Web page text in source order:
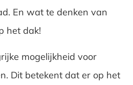
En wat te denken van
het dak!
mogelijkheid voor
Dit betekent dat er op het